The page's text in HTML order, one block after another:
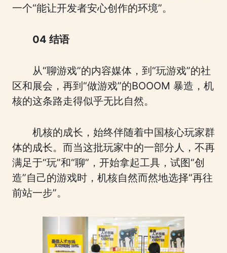
一个“能让开发者安心创作的环境”。
04 结语
从“聊游戏”的内容媒体，到“玩游戏”的社
区和展会，再到“做游戏”的BOOOM 暴造，机
核的这条路走得似乎无比自然。
机核的成长，始终伴随着中国核心玩家群
体的成长。而当这批玩家中的一部分人，不再
满足于“玩”和“聊”，开始拿起工具，试图“创
造”自己的游戏时，机核自然而然地选择“再往
前站一步”。